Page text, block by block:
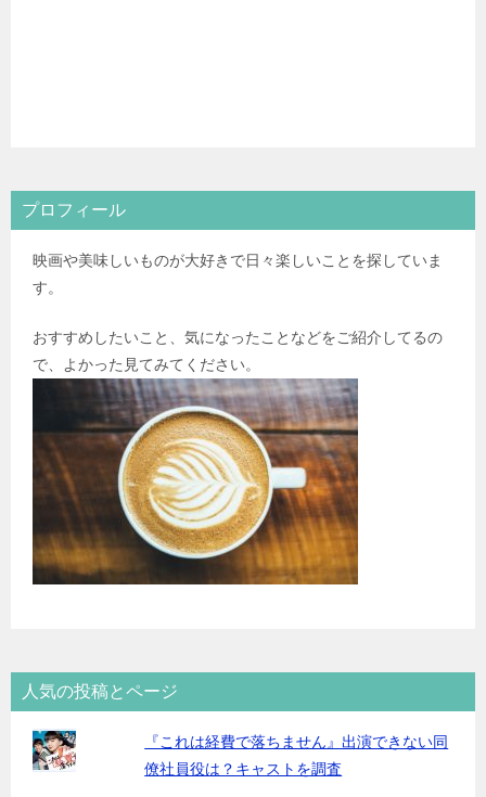
プロフィール
映画や美味しいものが大好きで日々楽しいことを探していま
す。
おすすめしたいこと、気になったことなどをご紹介してるの
で、よかった見てみてください。
人気の投稿とページ
『これは経費で落ちません』出演できない同
僚社員役は？キャストを調査